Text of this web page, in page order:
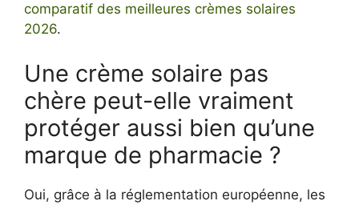
comparatif des meilleures crèmes solaires
2026.
Une crème solaire pas
chère peut-elle vraiment
protéger aussi bien qu’une
marque de pharmacie ?
Oui, grâce à la réglementation européenne, les